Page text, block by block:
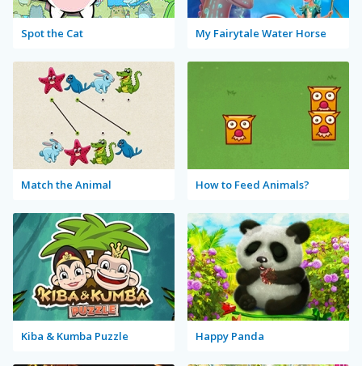
Spot the Cat My Fairytale Water Horse
Match the Animal How to Feed Animals?
Kiba & Kumba Puzzle Happy Panda